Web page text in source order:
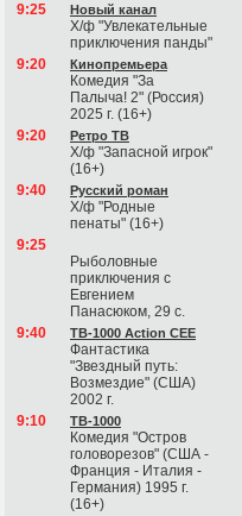
9:25
Новый канал
Х/ф "Увлекательные
приключения панды"
9:20
Кинопремьера
Комедия "За
Палыча! 2" (Россия)
2025 г. (16+)
9:20
Ретро ТВ
Х/ф "Запасной игрок"
(16+)
9:40
Русский роман
Х/ф "Родные
пенаты" (16+)
9:25
Рыболовные
приключения с
Евгением
Панасюком, 29 с.
9:40
ТВ-1000 Action CEE
Фантастика
"Звездный путь:
Возмездие" (США)
2002 г.
9:10
ТВ-1000
Комедия "Остров
головорезов" (США -
Франция - Италия -
Германия) 1995 г.
(16+)